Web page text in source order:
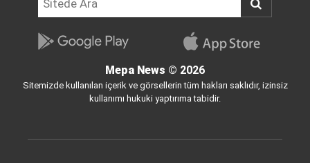
Mepa News © 2026
Sitemizde kullanılan içerik ve görsellerin tüm hakları saklıdır, izinsiz
kullanımı hukuki yaptırıma tabidir.